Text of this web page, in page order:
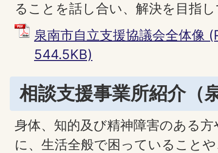
ることを話し合い、解決を目指
泉南市自立支援協議会全体像
544.5KB)
相談支援事業所紹介（
身体、知的及び精神障害のある
に、生活全般で困っていること